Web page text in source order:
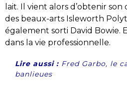
lait. Il vient alors d’obtenir
des beaux-arts Isleworth
également sorti David Bowie.
dans la vie professionnelle.
Lire aussi : Fred Garbo, le
banlieues